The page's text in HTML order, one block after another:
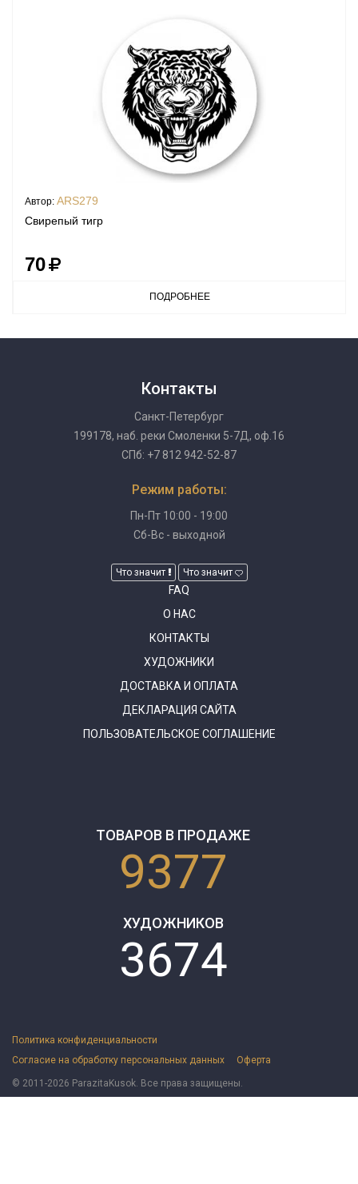
Автор: ARS279
Свирепый тигр
70
ПОДРОБНЕЕ
Контакты
Санкт-Петербург
199178, наб. реки Смоленки 5-7Д, оф.16
СПб: +7 812 942-52-87
Режим работы:
Пн-Пт 10:00 - 19:00
Сб-Вс - выходной
Что значит Что значит
FAQ
О НАС
КОНТАКТЫ
ХУДОЖНИКИ
ДОСТАВКА И ОПЛАТА
ДЕКЛАРАЦИЯ САЙТА
ПОЛЬЗОВАТЕЛЬСКОЕ СОГЛАШЕНИЕ
ТОВАРОВ В ПРОДАЖЕ
9377
ХУДОЖНИКОВ
3674
Политика конфиденциальности
Согласие на обработку персональных данных
Оферта
© 2011-2026 ParazitaKusok. Все права защищены.